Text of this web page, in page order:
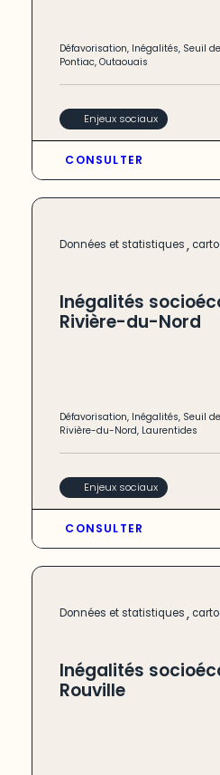
Défavorisation, Inégalités, Seuil
Pontiac,Outaouais
Enjeux sociaux
CONSULTER
Données et statistiques,
Inégalités
Rivière-du-Nord
Défavorisation, Inégalités, Seuil
Rivière-du-Nord, Laurentides
Enjeux sociaux
CONSULTER
Données et statistiques,
Inégalités
Rouville